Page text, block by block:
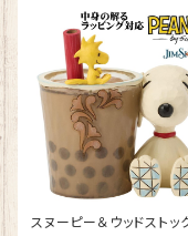
スヌーピー＆ウッドストッ